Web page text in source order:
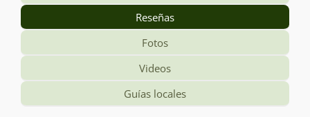
Reseñas
Fotos
Videos
Guías locales